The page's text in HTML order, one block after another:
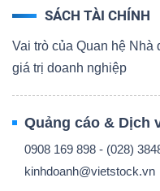
SÁCH TÀI CHÍNH
Vai trò của Quan hệ Nhà
giá trị doanh nghiệp
Quảng cáo & Dịch
0908 169 898 - (028)
kinhdoanh@vietstock.vn